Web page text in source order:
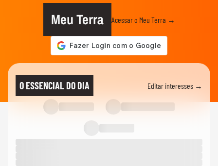
Meu Terra Acessar o Meu Terra →
O ESSENCIAL DO DIA Editar interesses →